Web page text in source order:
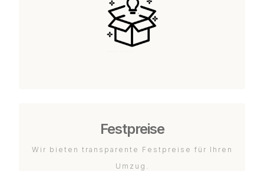
Festpreise
Wir bieten transparente Festpreise für Ihren
Umzug.